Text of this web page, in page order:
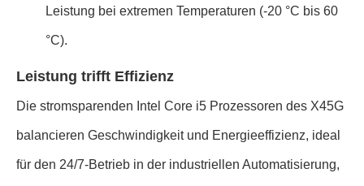
Leistung bei extremen Temperaturen (-20 °C bis 60
°C).
Leistung trifft Effizienz
Die stromsparenden Intel Core i5 Prozessoren des X45G
balancieren Geschwindigkeit und Energieeffizienz, ideal
für den 24/7-Betrieb in der industriellen Automatisierung,